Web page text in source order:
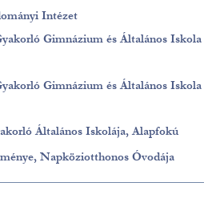
Intézet
Gimnázium és Általános Iskola
Gimnázium és Általános Iskola
Általános Iskolája, Alapfokú
Napköziotthonos Óvodája